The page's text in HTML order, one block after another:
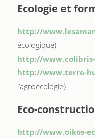
Ecologie et
http://
écologique)
http://
http://www.terre-
l’agroécologie)
Eco-
http://www.oikos-